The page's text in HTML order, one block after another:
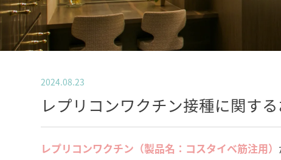
2024.08.23
レプリコンワクチン接種に関す
レプリコンワクチン（製品名：コスタイベ筋注用）